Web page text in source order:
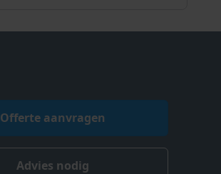
Offerte aanvragen
Advies nodig